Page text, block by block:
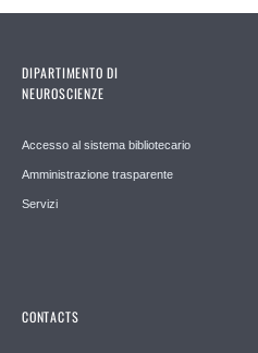
DIPARTIMENTO DI
NEUROSCIENZE
Accesso al sistema bibliotecario
Amministrazione trasparente
Servizi
CONTACTS